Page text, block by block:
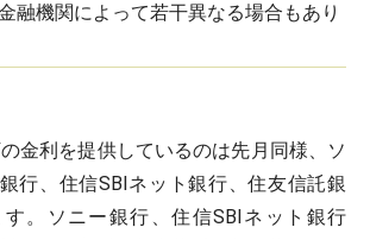
融機関によって若干異なる場合もあり
金利を提供しているのは先月同様、ソ
行、住信SBIネット銀行、住友信託銀
。ソニー銀行、住信SBIネット銀行